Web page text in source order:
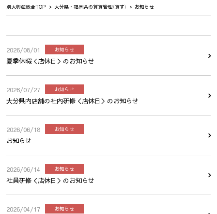
別大興産総合TOP 大分県・福岡県の賃貸管理（貸す） お知らせ
2026/08/01 お知らせ
夏季休暇＜店休日＞のお知らせ
2026/07/27 お知らせ
大分県内店舗の社内研修＜店休日＞のお知らせ
2026/06/18 お知らせ
お知らせ
2026/06/14 お知らせ
社員研修＜店休日＞のお知らせ
2026/04/17 お知らせ